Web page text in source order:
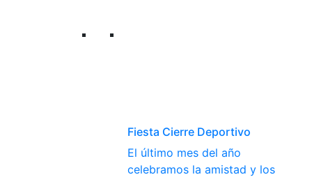
Fiesta Cierre Deportivo
El último mes del año
celebramos la amistad y los